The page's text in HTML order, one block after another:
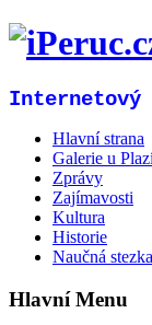
Internetový
Hlavní strana
Galerie u
Zprávy
Zajímavosti
Kultura
Historie
Naučná stezka
Hlavní Menu